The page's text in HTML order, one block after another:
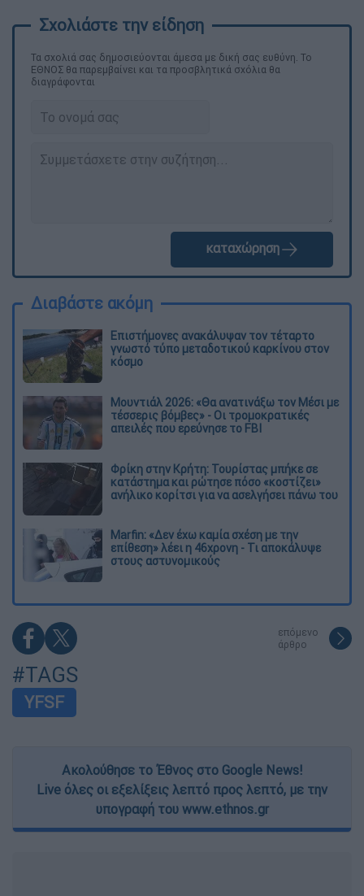
Τα σχολιά σας δημοσιεύονται άμεσα με δική σας ευθύνη. Το
ΕΘΝΟΣ θα παρεμβαίνει και τα προσβλητικά σχόλια θα
διαγράφονται
καταχώρηση
Διαβάστε ακόμη
Επιστήμονες ανακάλυψαν τον τέταρτο
γνωστό τύπο μεταδοτικού καρκίνου στον
κόσμο
Μουντιάλ 2026: «Θα ανατινάξω τον Μέσι με
τέσσερις βόμβες» - Οι τρομοκρατικές
απειλές που ερεύνησε το FBI
Φρίκη στην Κρήτη: Τουρίστας μπήκε σε
κατάστημα και ρώτησε πόσο «κοστίζει»
ανήλικο κορίτσι για να ασελγήσει πάνω του
Marfin: «Δεν έχω καμία σχέση με την
επίθεση» λέει η 46χρονη - Τι αποκάλυψε
στους αστυνομικούς
επόμενο
άρθρο
#TAGS
YFSF
Ακολούθησε το Έθνος στο Google News!
Live όλες οι εξελίξεις λεπτό προς λεπτό, με την
υπογραφή του www.ethnos.gr